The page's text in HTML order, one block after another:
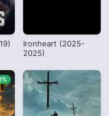
Ironheart (2025-
2025)